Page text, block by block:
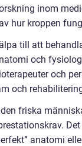
inom
hur kroppen
till att
och
och
och
friska
anatomi